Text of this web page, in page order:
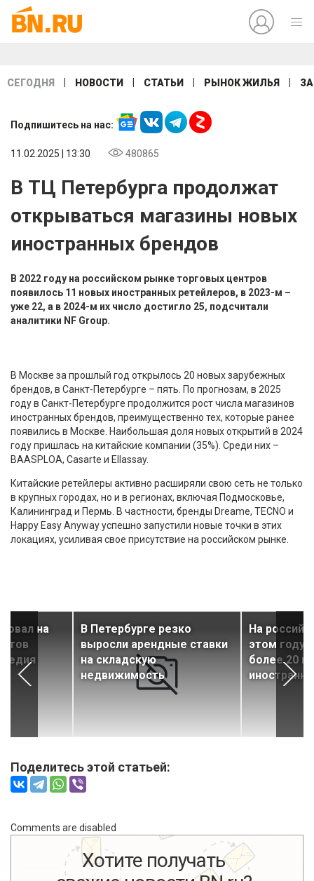
СЕГОДНЯ НОВОСТИ СТАТЬИ РЫНОК ЖИЛЬЯ
Подпишитесь на нас:
11.02.2025 | 13:30 480865
В ТЦ Петербурга продолжат
открываться магазины новых
иностранных брендов
В 2022 году на российском рынке торговых центров
появилось 11 новых иностранных ретейлеров, в 2023-м –
уже 22, а в 2024-м их число достигло 25, подсчитали
аналитики NF Group.
В Москве за прошлый год открылось 20 новых зарубежных
брендов, в Санкт-Петербурге – пять. По прогнозам, в 2025
году в Санкт-Петербурге продолжится рост числа магазинов
иностранных брендов, преимущественно тех, которые ранее
появились в Москве. Наибольшая доля новых открытий в 2024
году пришлась на китайские компании (35%). Среди них –
BAASPLOA, Casarte и Ellassay.
Китайские ретейлеры активно расширяли свою сеть не только
в крупных городах, но и в регионах, включая Подмосковье,
Калининград и Пермь. В частности, бренды Dreame, TECNO и
Happy Easy Anyway успешно запустили новые точки в этих
локациях, усиливая свое присутствие на российском рынке.
на
В Петербурге резко
выросли арендные ставки
на складскую
недвижимость
На
этом году
более 20
Поделитесь этой статьей:
Comments are disabled
Хотите получать